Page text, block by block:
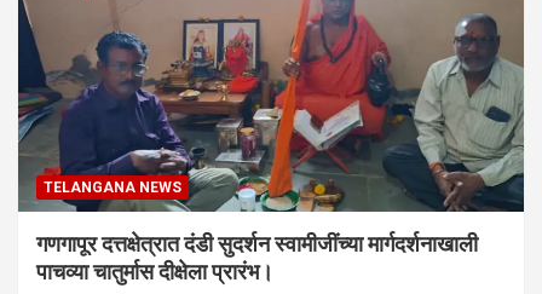
TELANGANA NEWS
गणगापूर दत्तक्षेत्रात दंडी सुदर्शन स्वामीजींच्या मार्गदर्शनाखाली
पाचव्या चातुर्मास दीक्षेला प्रारंभ।